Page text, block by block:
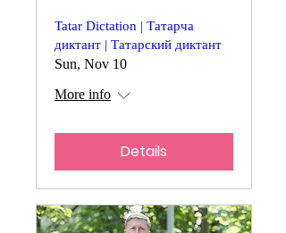
Tatar Dictation | Татарча
диктант | Татарский диктант
Sun, Nov 10
More info
Details